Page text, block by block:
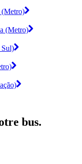
(Metro)
(Metro)
Sul)
bus.